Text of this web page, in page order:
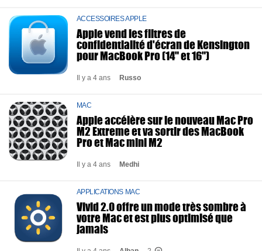
ACCESSOIRES APPLE
Apple vend les filtres de
confidentialité d'écran de Kensington
pour MacBook Pro (14" et 16")
Il y a 4 ans Russo
MAC
Apple accélère sur le nouveau Mac Pro
M2 Extreme et va sortir des MacBook
Pro et Mac mini M2
Il y a 4 ans Medhi
APPLICATIONS MAC
Vivid 2.0 offre un mode très sombre à
votre Mac et est plus optimisé que
jamais